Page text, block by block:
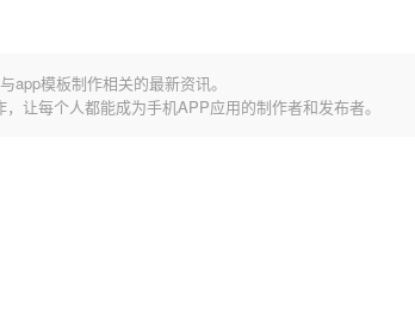
模板制作相关的最新资讯。
让每个人都能成为手机APP应用的制作者和发布者。